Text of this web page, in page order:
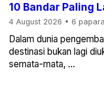
10 Bandar Paling
4 August 2026 • 6
Dalam dunia
destinasi bukan lagi
semata-mata, ...